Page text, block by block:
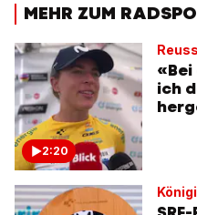
MEHR ZUM
2:20
ich